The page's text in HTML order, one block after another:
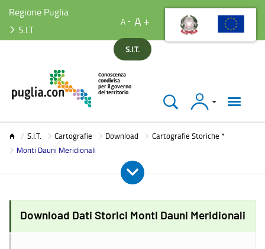
Regione Puglia
S.I.T.
A A
S.I.T.
Accedi
S.I.T. Cartografie Download
Cartografie Storiche *
Monti Dauni Meridionali
Download Dati Storici Monti Dauni Meridionali